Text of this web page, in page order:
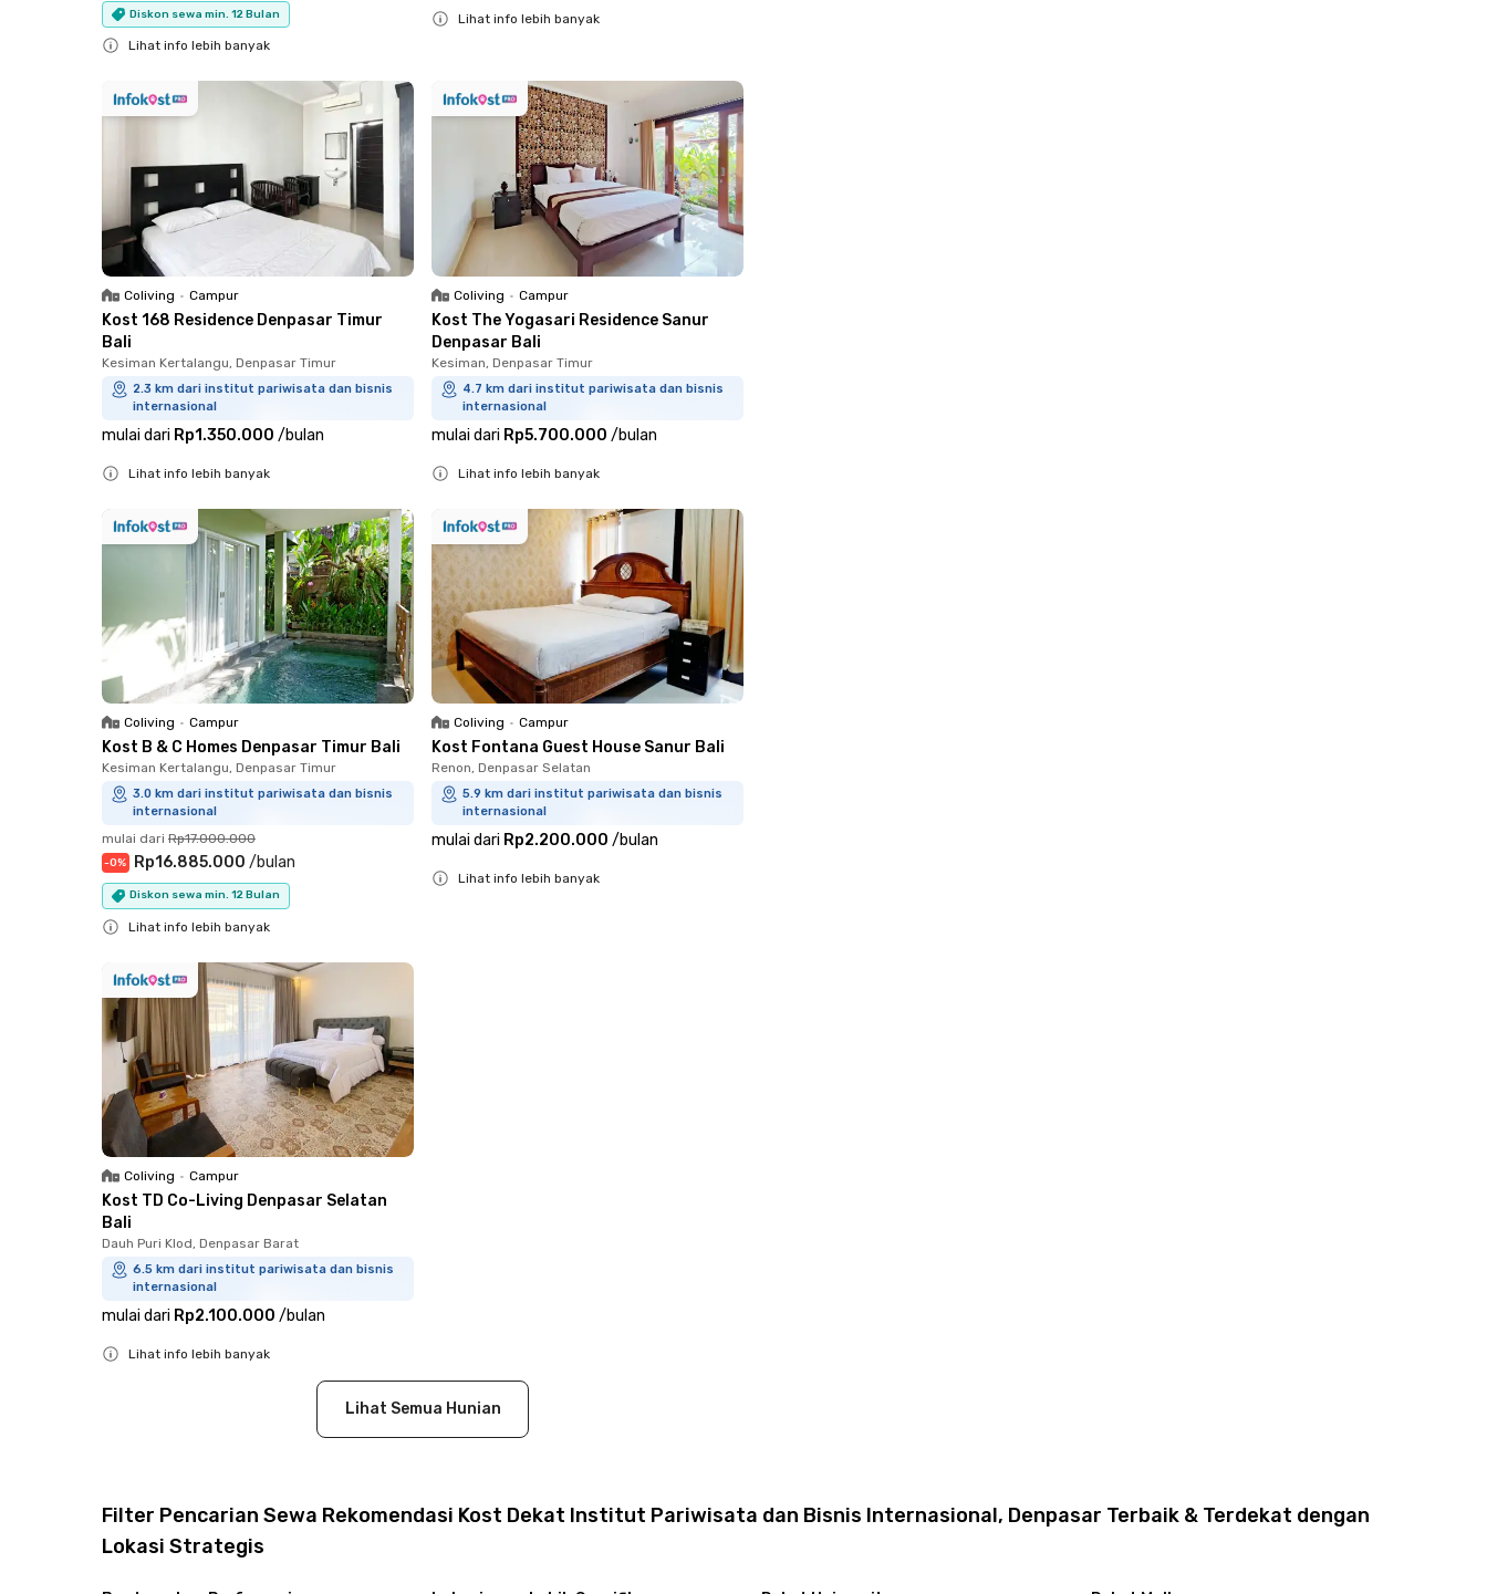
Diskon sewa min. 12 Bulan
Lihat info lebih banyak
Lihat info lebih banyak
Coliving • Campur
Kost 168 Residence Denpasar Timur
Bali
Kesiman Kertalangu, Denpasar Timur
2.3 km dari institut pariwisata dan bisnis
internasional
mulai dari Rp1.350.000 /bulan
Lihat info lebih banyak
Coliving • Campur
Kost The Yogasari Residence Sanur
Denpasar Bali
Kesiman, Denpasar Timur
4.7 km dari institut pariwisata dan bisnis
internasional
mulai dari Rp5.700.000 /bulan
Lihat info lebih banyak
Coliving • Campur
Kost B & C Homes Denpasar Timur Bali
Kesiman Kertalangu, Denpasar Timur
3.0 km dari institut pariwisata dan bisnis
internasional
mulai dari Rp17.000.000
-0% Rp16.885.000 /bulan
Diskon sewa min. 12 Bulan
Lihat info lebih banyak
Coliving • Campur
Kost Fontana Guest House Sanur Bali
Renon, Denpasar Selatan
5.9 km dari institut pariwisata dan bisnis
internasional
mulai dari Rp2.200.000 /bulan
Lihat info lebih banyak
Coliving • Campur
Kost TD Co-Living Denpasar Selatan
Bali
Dauh Puri Klod, Denpasar Barat
6.5 km dari institut pariwisata dan bisnis
internasional
mulai dari Rp2.100.000 /bulan
Lihat info lebih banyak
Lihat Semua Hunian
Filter Pencarian Sewa Rekomendasi Kost Dekat Institut Pariwisata dan Bisnis Internasional, Denpasar Terbaik & Terdekat dengan
Lokasi Strategis